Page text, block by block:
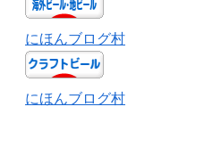
にほんブログ村
にほんブログ村